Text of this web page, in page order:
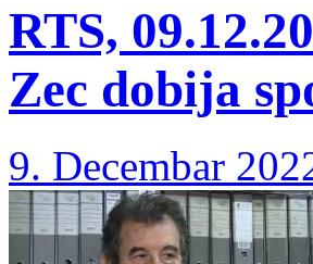
RTS,
Zec dobija
9. Decembar